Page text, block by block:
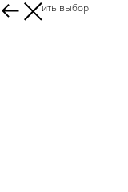
Продолжить выбор